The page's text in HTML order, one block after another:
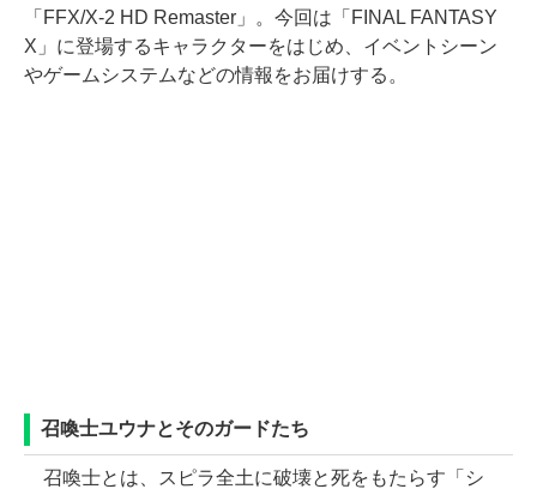
「FFX/X-2 HD Remaster」。今回は「FINAL FANTASY
X」に登場するキャラクターをはじめ、イベントシーン
やゲームシステムなどの情報をお届けする。
召喚士ユウナとそのガードたち
召喚士とは、スピラ全土に破壊と死をもたらす「シ